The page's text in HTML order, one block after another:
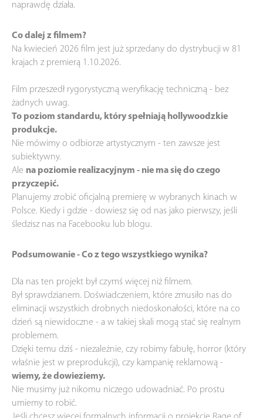
naprawdę działa.
Co dalej z filmem?
Na kwiecień 2026 film jest już sprzedany do dystrybucji w 81
krajach z premierą 1.10.2026.
Film przeszedł rygorystyczną weryfikację techniczną - bez
żadnych uwag.
To poziom standardu, który spełniają hollywoodzkie
produkcje.
Nie mówimy o odbiorze artystycznym - ten zawsze jest
subiektywny.
Ale na poziomie realizacyjnym - nie ma się do czego
przyczepić.
Planujemy zrobić oficjalną premierę w wybranych kinach w
Polsce. Kiedy i gdzie - dowiesz się od nas jako pierwszy, jeśli
śledzisz nas na Facebooku lub blogu.
Podsumowanie - Co z tego wszystkiego wynika?
Dla nas ten projekt był czymś więcej niż filmem.
Był sprawdzianem. Doświadczeniem, które zmusiło nas do
eliminacji wszystkich drobnych niedoskonałości, które na co
dzień są niewidoczne - a w takiej skali mogą stać się realnym
problemem.
Dzięki temu dziś - niezależnie, czy robimy fabułę, horror (który
właśnie jest w preprodukcji), czy kampanię reklamową -
wiemy, że dowieziemy.
Nie musimy już nikomu niczego udowadniać. Po prostu
umiemy to robić.